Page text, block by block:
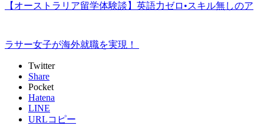
【オーストラリア留学体験談】英語力ゼロ•スキル無しのア
ラサー女子が海外就職を実現！
Twitter
Share
Pocket
Hatena
LINE
URLコピー